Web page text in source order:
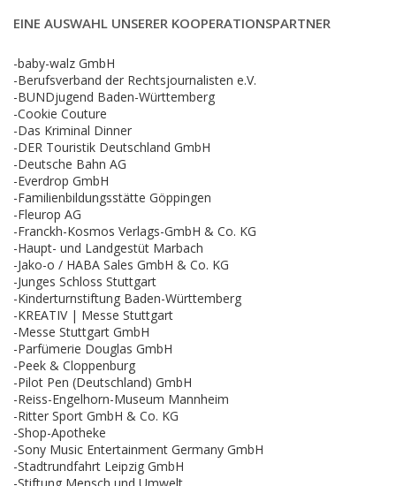
EINE AUSWAHL UNSERER KOOPERATIONSPARTNER
-baby-walz GmbH
-Berufsverband der Rechtsjournalisten e.V.
-BUNDjugend Baden-Württemberg
-Cookie Couture
-Das Kriminal Dinner
-DER Touristik Deutschland GmbH
-Deutsche Bahn AG
-Everdrop GmbH
-Familienbildungsstätte Göppingen
-Fleurop AG
-Franckh-Kosmos Verlags-GmbH & Co. KG
-Haupt- und Landgestüt Marbach
-Jako-o / HABA Sales GmbH & Co. KG
-Junges Schloss Stuttgart
-Kinderturnstiftung Baden-Württemberg
-KREATIV | Messe Stuttgart
-Messe Stuttgart GmbH
-Parfümerie Douglas GmbH
-Peek & Cloppenburg
-Pilot Pen (Deutschland) GmbH
-Reiss-Engelhorn-Museum Mannheim
-Ritter Sport GmbH & Co. KG
-Shop-Apotheke
-Sony Music Entertainment Germany GmbH
-Stadtrundfahrt Leipzig GmbH